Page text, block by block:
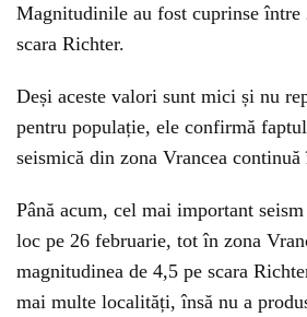
Magnitudinile au fost cuprinse între
scara Richter.
Deși aceste valori sunt mici și nu
pentru populație, ele confirmă
seismică din zona Vrancea
Până acum, cel mai important
loc pe 26 februarie, tot în zona
magnitudinea de 4,5 pe scara
mai multe localități, însă nu a